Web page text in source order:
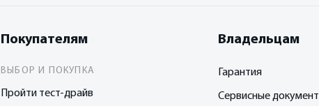
Покупателям
ВЫБОР И ПОКУПКА
Пройти тест-драйв
Владельцам
Гарантия
Сервисные